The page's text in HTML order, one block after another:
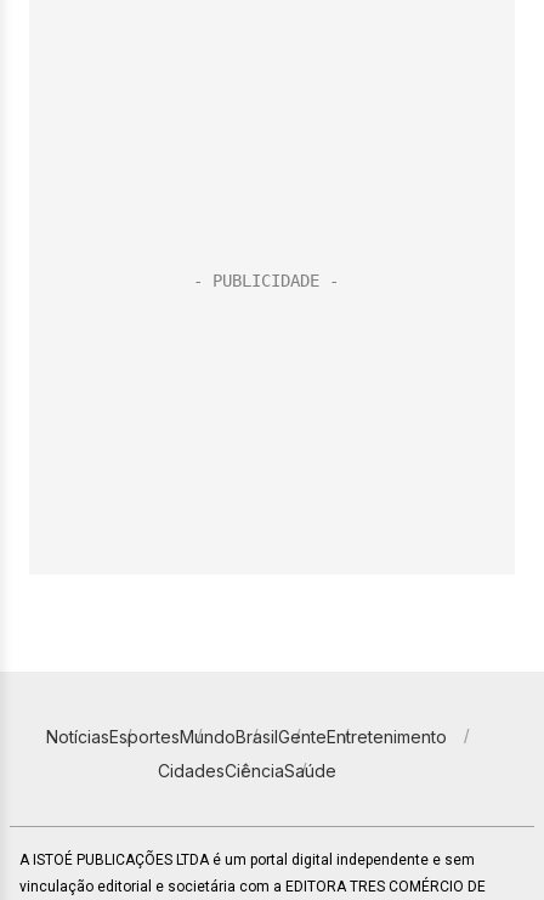
NotíciasEsportesMundoBrasilGenteEntretenimento
CidadesCiênciaSaúde
A ISTOÉ PUBLICAÇÕES LTDA é um portal digital independente e sem
vinculação editorial e societária com a EDITORA TRES COMÉRCIO DE